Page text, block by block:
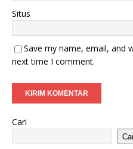
Situs
Save my name, email, and
next time I comment.
Cari